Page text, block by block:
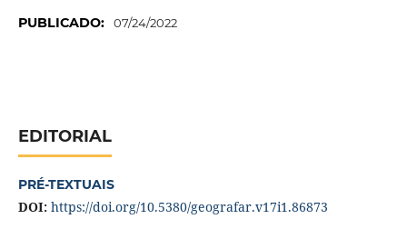
PUBLICADO: 07/24/2022
EDITORIAL
PRÉ-TEXTUAIS
DOI: https://doi.org/10.5380/geografar.v17i1.86873